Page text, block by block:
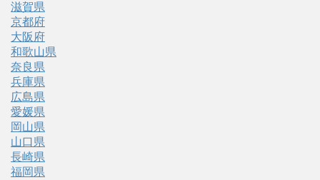
滋賀県
京都府
大阪府
和歌山県
奈良県
兵庫県
広島県
愛媛県
岡山県
山口県
長崎県
福岡県